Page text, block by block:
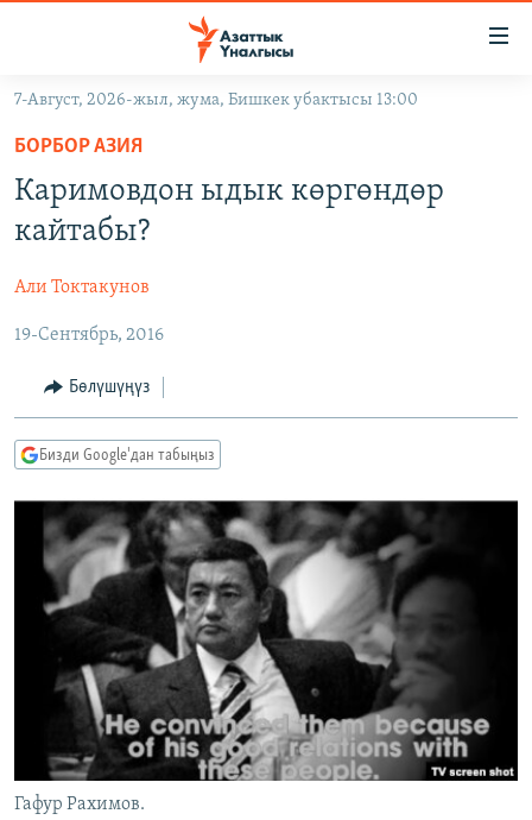
Навигацияга
өтүңүз
Издөөгө
салыңызКЫРГЫЗСТАН
ЭКОНОМИКА
МАДАНИЯТ
ДҮЙНӨ
БОРБОР АЗИЯ
АТАЙЫН ИЛИКТӨӨ
ТВ ПРОГРАММАЛАР
БҮГҮН АЗАТТЫКТА
БИЗ ЖАНА ДҮЙНӨ
ДАНИСТЕ
ЭЖЕ-СИҢДИЛЕР
АЗАТТЫК+
ЫҢГАЙСЫЗ СУРООЛОР
ПОДКАСТ
ӨЗГӨЧӨ ПИКИР
ОНЛАЙН ШЕРИНЕ
ЭЕ/АРнун бардык сайттары
7-Август, 2026-жыл, жума, Бишкек убактысы 13:00
БОРБОР АЗИЯ
Каримовдон ыдык көргөндөр
кайтабы?
Али Токтакунов
19-Сентябрь, 2016
Бөлүшүңүз
Бизди Google'дан табыңыз
Гафур Рахимов.